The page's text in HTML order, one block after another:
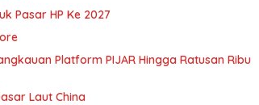
Pasar HP Ke 2027
Platform PIJAR Hingga Ratusan Ribu
Laut China